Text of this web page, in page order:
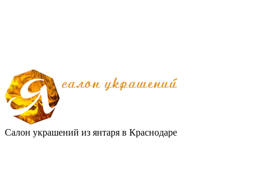
Салон украшений из янтаря в Краснодаре